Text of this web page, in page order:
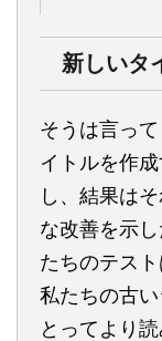
新しいタ
そうは言っ
イトルを作
し、結果は
な改善を示
たちのテス
私たちの古
とってより